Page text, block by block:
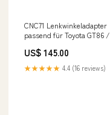
CNC71 Lenkwinkeladapter
passend für Toyota GT86 /
US$ 145.00
★★★★★ 4.4 (16 reviews)